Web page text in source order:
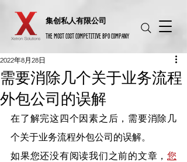
​集创私人有限公司
THE MOST COST COMPETITIVE BPO COMPANY
需要消除几个关于业务流程
外包公司的误解
2022年8月28日
在了解完这四个因素之后，需要消除几
个关于业务流程外包公司的误解。
如果您还没有阅读我们之前的文章， 您